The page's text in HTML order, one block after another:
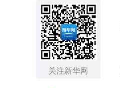
关注新华网